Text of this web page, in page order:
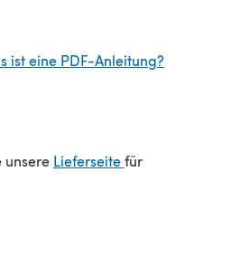
ist eine PDF-Anleitung?
unsere Lieferseite(öffnet sich in
für